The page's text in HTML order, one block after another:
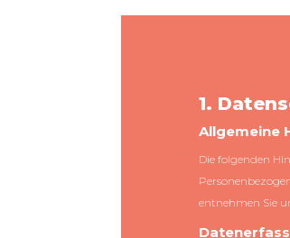
1.
Allgemeine
Die folgenden
entnehmen Sie